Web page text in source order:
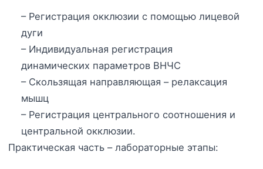
– Регистрация окклюзии с помощью лицевой
дуги
– Индивидуальная регистрация
динамических параметров ВНЧС
– Скользящая направляющая – релаксация
мышц
– Регистрация центрального соотношения и
центральной окклюзии.
Практическая часть – лабораторные этапы: